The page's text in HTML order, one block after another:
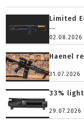
Limited
...
02.08.2026
Haenel
31.07.2026
33%
29.07.2026